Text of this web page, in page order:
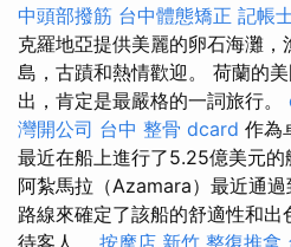
中頭部撥筋 台中體態矯正 記帳
克羅地亞提供美麗的卵石海灘
島，古蹟和熱情歡迎。 荷蘭的
出，肯定是最嚴格的一詞旅行。
灣開公司 台中 整骨 dcard 作為
最近在船上進行了5.25億美元的
阿紮馬拉（Azamara）最近通
路線來確定了該船的舒適性和
待客人。 按摩店 新竹 整復推拿